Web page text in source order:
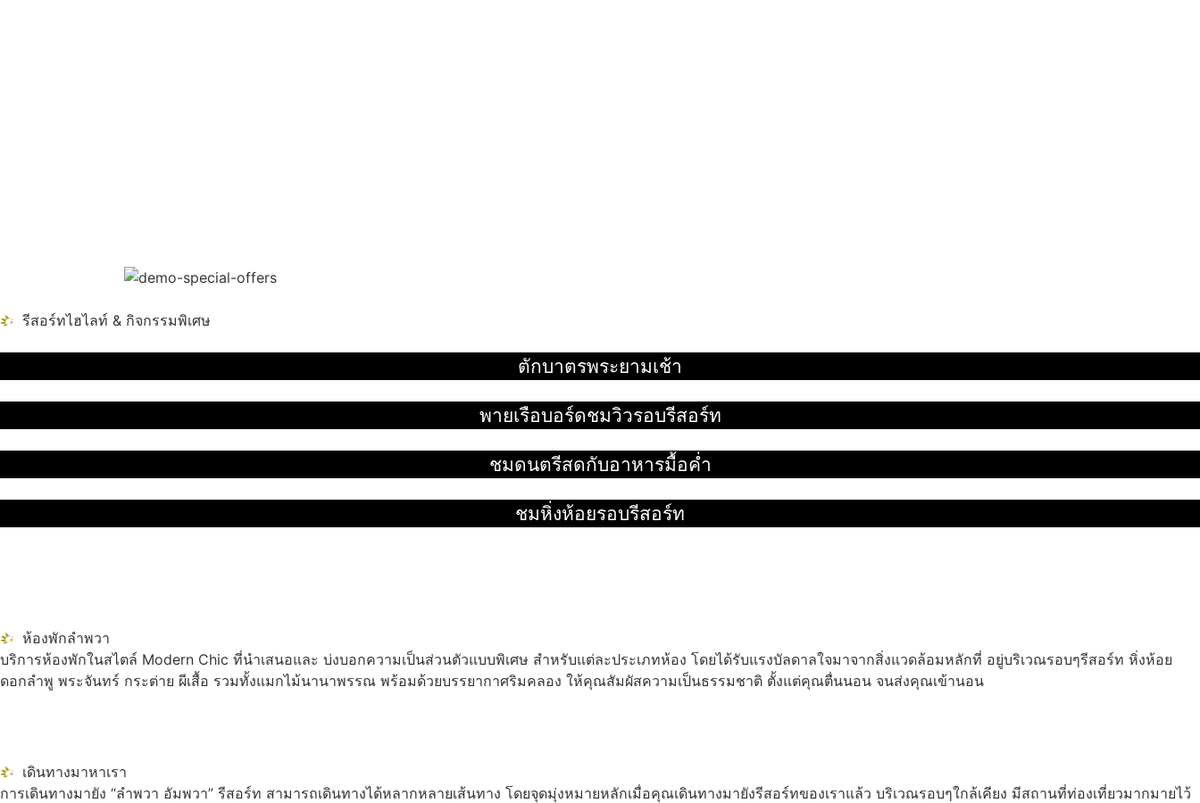
รีสอร์ทไฮไลท์ & กิจกรรมพิเศษ
ตักบาตรพระยามเช้า
พายเรือบอร์ดชมวิวรอบรีสอร์ท
ชมดนตรีสดกับอาหารมื้อค่ำ
ชมหิ่งห้อยรอบรีสอร์ท
ห้องพักลำพวา
บริการห้องพักในสไตล์ Modern Chic ที่นำเสนอและ บ่งบอกความเป็นส่วนตัวแบบพิเศษ สำหรับแต่ละประเภทห้อง โดยได้รับแรงบัลดาลใจมาจากสิ่งแวดล้อมหลักที่ อยู่บริเวณรอบๆรีสอร์ท หิ่งห้อย
ดอกลำพู พระจันทร์ กระต่าย ผีเสื้อ รวมทั้งแมกไม้นานาพรรณ พร้อมด้วยบรรยากาศริมคลอง ให้คุณสัมผัสความเป็นธรรมชาติ ตั้งแต่คุณตื่นนอน จนส่งคุณเข้านอน
เดินทางมาหาเรา
การเดินทางมายัง “ลำพวา อัมพวา” รีสอร์ท สามารถเดินทางได้หลากหลายเส้นทาง โดยจุดมุ่งหมายหลักเมื่อคุณเดินทางมายังรีสอร์ทของเราแล้ว บริเวณรอบๆใกล้เคียง มีสถานที่ท่องเที่ยวมากมายไว้